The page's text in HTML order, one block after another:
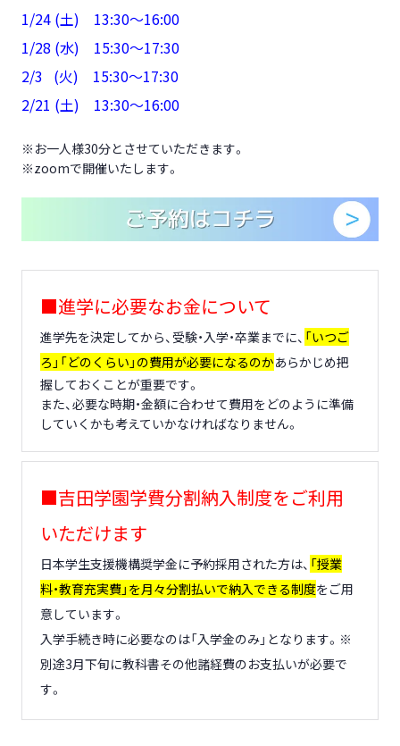
1/24 (土) 13:30～16:00
1/28 (水) 15:30～17:30
2/3 (火) 15:30～17:30
2/21 (土) 13:30～16:00
※お一人様30分とさせていただきます。
※zoomで開催いたします。
■進学に必要なお金について
進学先を決定してから、受験・入学・卒業までに、 「いつご
ろ」「どのくらい」の費用が必要になるのかあらかじめ把
握しておくことが重要です。
また、必要な時期・金額に合わせて費用をどのように準備
していくかも考えていかなければなりません。
■吉田学園学費分割納入制度をご利用
いただけます
日本学生支援機構奨学金に予約採用された方は、 「授業
料・教育充実費」を月々分割払いで納入できる制度をご用
意しています。
入学手続き時に必要なのは「入学金のみ」となります。※
別途3月下旬に教科書その他諸経費のお支払いが必要で
す。